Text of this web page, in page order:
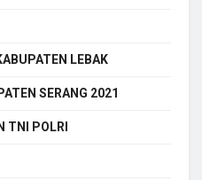
LEBAK
SERANG 2021
TNI POLRI